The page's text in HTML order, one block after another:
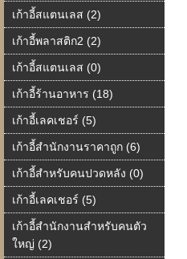
เก้าอี้สแตนเลส (2)
เก้าอี้พลาสติก2 (2)
เก้าอี้สแตนเลส (0)
เก้าอี้ร้านอาหาร (18)
เก้าอี้เลคเชอร์ (5)
เก้าอี้สำนักงานราคาถูก (6)
เก้าอี้สำหรับคนปวดหลัง (0)
เก้าอี้เลคเชอร์ (5)
เก้าอี้สำนักงานสำหรับคนตัว
ใหญ่ (2)